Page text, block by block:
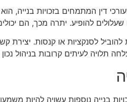
דין המתמחים בזכויות בנייה,
להופיע. יתרה מכך, הם
להוביל לסנקציות או קנסות.
תלויה לעיתים קרובות בניהול נכון
בנייה נוספות עשויה להיות